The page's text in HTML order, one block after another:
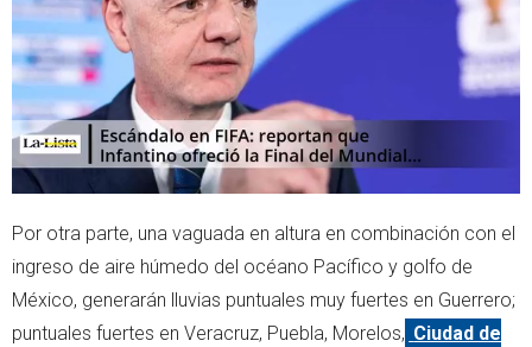
Por otra parte, una vaguada en altura en combinación con el
ingreso de aire húmedo del océano Pacífico y golfo de
México, generarán lluvias puntuales muy fuertes en Guerrero;
puntuales fuertes en Veracruz, Puebla, Morelos, Ciudad de